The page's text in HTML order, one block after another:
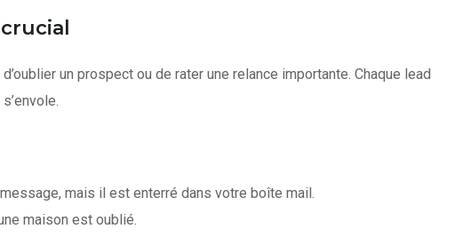
un prospect ou de rater une relance importante. Chaque lead
mais il est enterré dans votre boîte mail.
maison est oublié.